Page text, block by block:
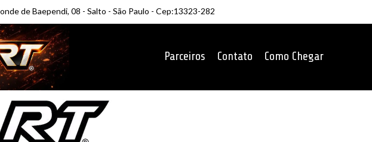
de Baependi, 08 - Salto - São Paulo - Cep:13323-282
Parceiros Contato Como Chegar